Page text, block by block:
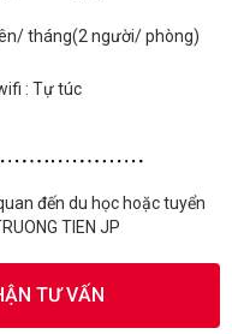
tháng(2 người/ phòng)
: Tự túc
đến du học hoặc tuyển
TIEN JP
TƯ VẤN